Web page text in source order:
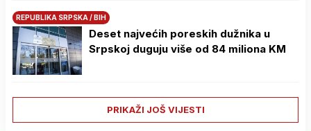
REPUBLIKA SRPSKA / BIH
Deset najvećih poreskih dužnika u
Srpskoj duguju više od 84 miliona KM
PRIKAŽI JOŠ VIJESTI